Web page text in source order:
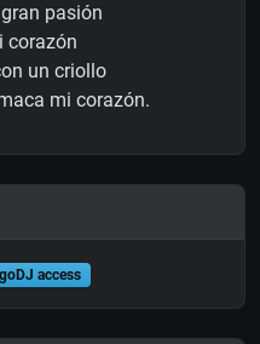
pasión
corazón
un criollo
mi corazón.
access